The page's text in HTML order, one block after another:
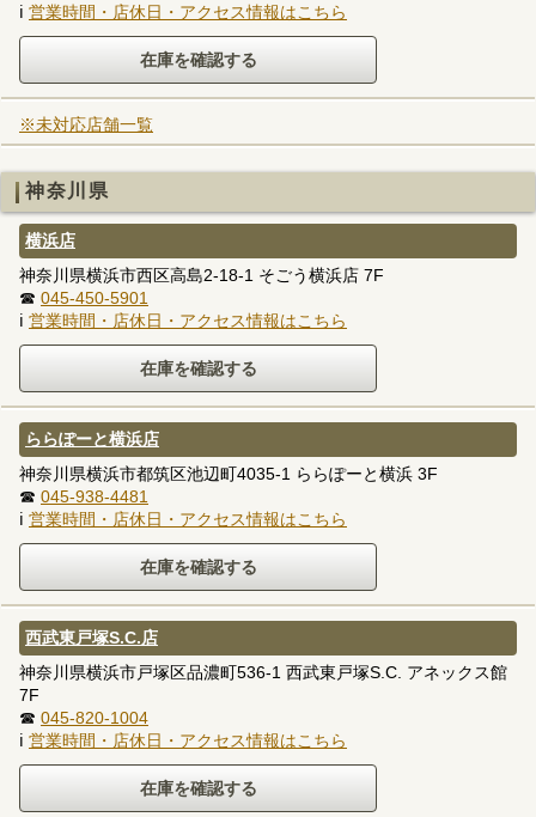
ℹ 営業時間・店休日・アクセス情報はこちら
※未対応店舗一覧
神奈川県
横浜店
神奈川県横浜市西区高島2-18-1 そごう横浜店 7F
☎ 045-450-5901
ℹ 営業時間・店休日・アクセス情報はこちら
ららぽーと横浜店
神奈川県横浜市都筑区池辺町4035-1 ららぽーと横浜 3F
☎ 045-938-4481
ℹ 営業時間・店休日・アクセス情報はこちら
西武東戸塚S.C.店
神奈川県横浜市戸塚区品濃町536-1 西武東戸塚S.C. アネックス館
7F
☎ 045-820-1004
ℹ 営業時間・店休日・アクセス情報はこちら